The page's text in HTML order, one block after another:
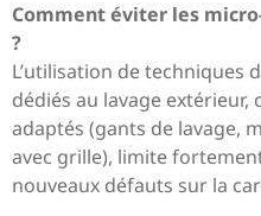
Comment éviter les
?
L’utilisation de techniques
dédiés au lavage extérieur,
adaptés (gants de lavage,
avec grille), limite
nouveaux défauts sur la